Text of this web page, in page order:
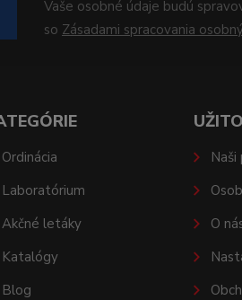
Vaše osobné údaje budú
so Zásadami spracovania
Ordinácia
Laboratórium
Akčné letáky
Katalógy
Blog
O